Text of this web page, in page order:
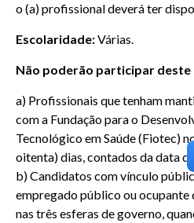
o (a) profissional deverá ter
Escolaridade:Várias.
Não poderão participar
a) Profissionais que tenham
com a Fundação para o
Tecnológico em Saúde (Fiotec)
oitenta) dias, contados da data
b) Candidatos com vínculo
empregado público ou ocupante
nas três esferas de governo,